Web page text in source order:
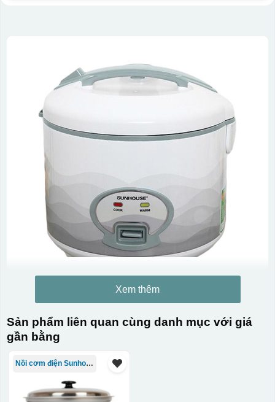
Xem thêm
Sản phẩm liên quan cùng danh mục với giá
gần bằng
Nồi cơm điện Sunhouse